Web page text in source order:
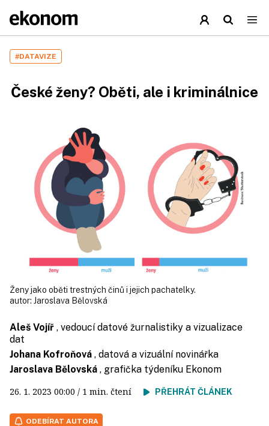
#DATAVIZE
České ženy? Oběti, ale i kriminálnice
Ženy jako oběti trestných činů i jejich pachatelky.
autor: Jaroslava Bělovská
Aleš Vojíř , vedoucí datové žurnalistiky a vizualizace
dat
Johana Kofroňová , datová a vizuální novinářka
Jaroslava Bělovská , grafička týdeníku Ekonom
26. 1. 2023 00:00 / 1 min. čtení PŘEHRÁT ČLÁNEK
ODEBÍRAT AUTORA